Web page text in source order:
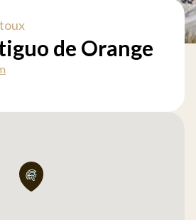
de Orange